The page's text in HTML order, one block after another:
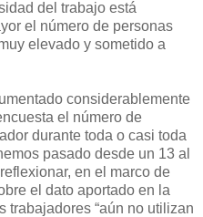
del trabajo está
el número de personas
elevado y sometido a
considerablemente
el número de
durante toda o casi toda
pasado desde un 13 al
en el marco de
el dato aportado en la
trabajadores “aún no utilizan